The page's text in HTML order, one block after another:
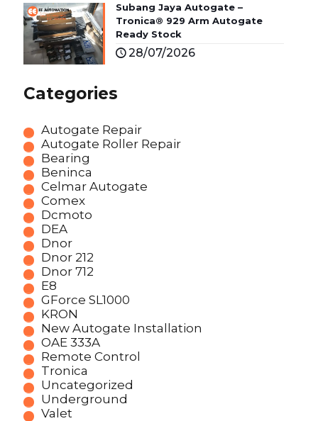
Subang Jaya Autogate –
Tronica® 929 Arm Autogate
Ready Stock
28/07/2026
Categories
Autogate Repair
Autogate Roller Repair
Bearing
Beninca
Celmar Autogate
Comex
Dcmoto
DEA
Dnor
Dnor 212
Dnor 712
E8
GForce SL1000
KRON
New Autogate Installation
OAE 333A
Remote Control
Tronica
Uncategorized
Underground
Valet